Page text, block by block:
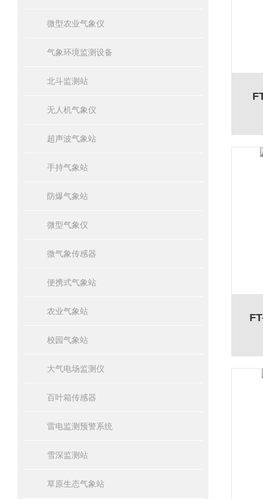
微型农业气象仪
气象环境监测设备
北斗监测站
无人机气象仪
超声波气象站
手持气象站
防爆气象站
微型气象仪
微气象传感器
便携式气象站
农业气象站
校园气象站
大气电场监测仪
百叶箱传感器
雷电监测预警系统
雪深监测站
草原生态气象站